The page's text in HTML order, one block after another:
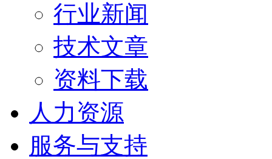
行业新闻
技术文章
资料下载
人力资源
服务与支持